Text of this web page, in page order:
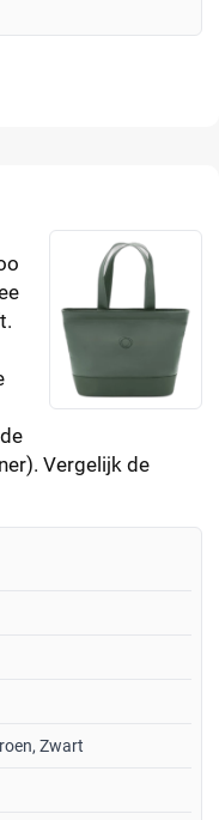
Vergelijk de
Zwart